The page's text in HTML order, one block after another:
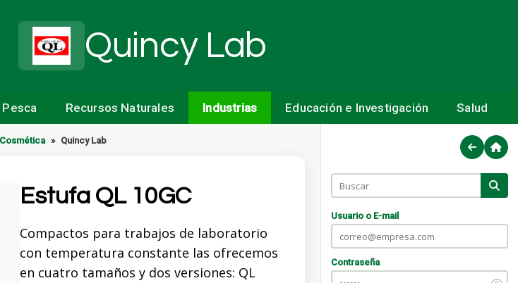
Quincy Lab
Recursos Naturales Industrias Educación e Investigación Salud
Cosmética » Quincy Lab
Estufa QL 10GC
Compactos para trabajos de laboratorio
con temperatura constante las ofrecemos
en cuatro tamaños y dos versiones: QL
Usuario o E-mail
Contraseña